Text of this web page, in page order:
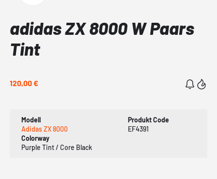
adidas ZX 8000 W Paars
Tint
120,00 €
Modell
Adidas ZX 8000
Produkt Code
EF4391
Colorway
Purple Tint / Core Black